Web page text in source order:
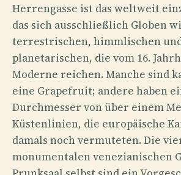
Herrengasse ist das weltweit
das sich ausschließlich Globen
terrestrischen, himmlischen
planetarischen, die vom 16.
Moderne reichen. Manche sind
eine Grapefruit; andere haben
Durchmesser von über einem
Küstenlinien, die europäische
damals noch vermuteten. Die
monumentalen venezianischen